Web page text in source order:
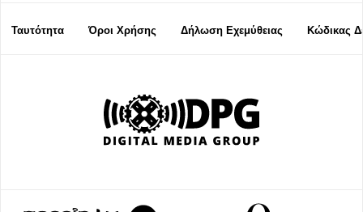
Ταυτότητα Όροι Χρήσης Δήλωση Εχεμύθειας Κώδικας